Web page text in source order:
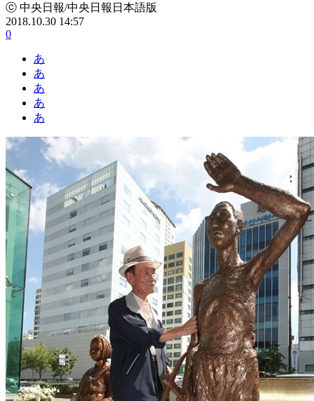
ⓒ 中央日報/中央日報日本語版
2018.10.30 14:57
0
あ
あ
あ
あ
あ